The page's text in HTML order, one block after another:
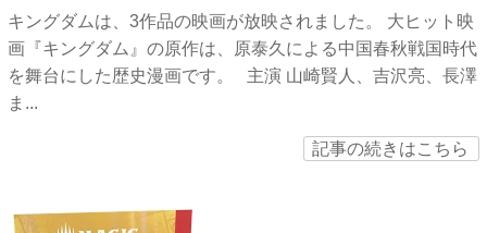
キングダムは、3作品の映画が放映されました。 大ヒット映
画『キングダム』の原作は、原泰久による中国春秋戦国時代
を舞台にした歴史漫画です。 主演 山崎賢人、吉沢亮、長澤
ま...
記事の続きはこちら